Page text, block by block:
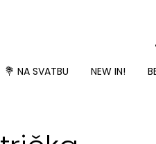
💐 NA SVATBU NEW IN!